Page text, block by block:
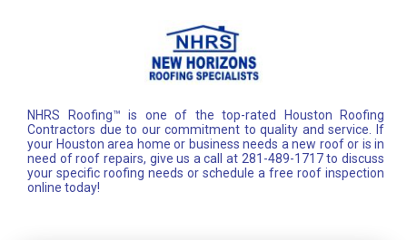
NHRS Roofing™ is one of the top-rated Houston Roofing
Contractors due to our commitment to quality and service. If
your Houston area home or business needs a new roof or is in
need of roof repairs, give us a call at 281-489-1717 to discuss
your specific roofing needs or schedule a free roof inspection
online today!